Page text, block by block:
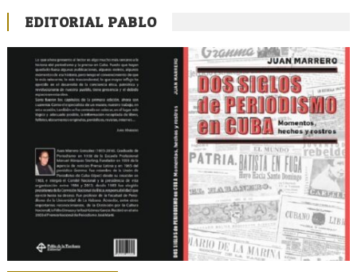
EDITORIAL PABLO